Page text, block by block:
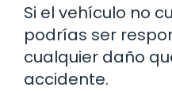
Si el vehículo no
podrías ser
cualquier daño
accidente.